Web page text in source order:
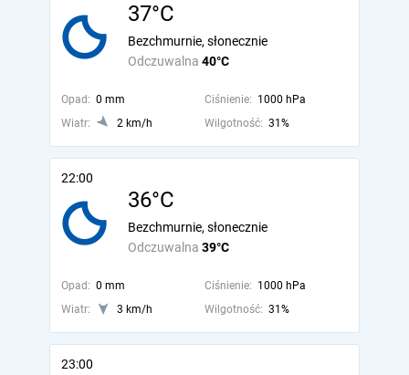
37°C
Odczuwalna 40°C
Bezchmurnie, słonecznie
Opad: 0 mm Ciśnienie: 1000 hPa
Wiatr:
2 km/h Wilgotność: 31%
22:00
36°C
Odczuwalna 39°C
Bezchmurnie, słonecznie
Opad: 0 mm Ciśnienie: 1000 hPa
Wiatr:
3 km/h Wilgotność: 31%
23:00